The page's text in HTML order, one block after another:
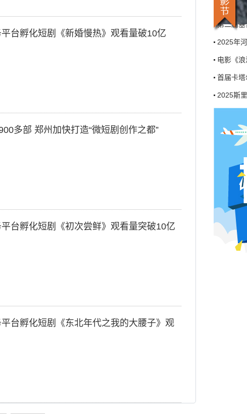
台孵化短剧《新婚慢热》观看量破10亿
多部 郑州加快打造“微短剧创作之都”
台孵化短剧《初次尝鲜》观看量突破10亿
台孵化短剧《东北年代之我的大腰子》观
6月
9万
钱去
画，
《玩
牌都
6月
7万
动真
6月
有发
把《
到了
6月
影
顶流
董子
合适
莫斯科
第二届
2025年
电影《
首届卡塔
2025斯
第八届
莫斯科
第二届
2025年
电影《